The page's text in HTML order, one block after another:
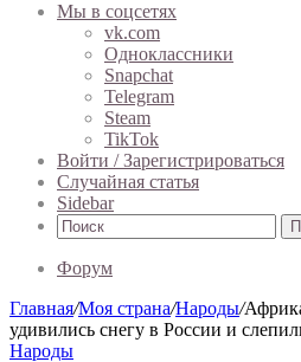
Мы в соцсетях
vk.com
Одноклассники
Snapchat
Telegram
Steam
TikTok
Войти / Зарегистрироваться
Случайная статья
Sidebar
Форум
Главная/Моя страна/Народы/
удивились снегу в России и
Народы